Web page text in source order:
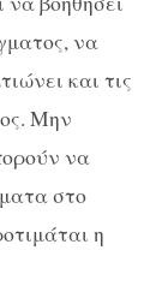
να
και τις
Μην
να
στο
η